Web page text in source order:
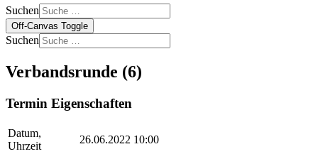
Suchen
Off-Canvas Toggle
Suchen
Verbandsrunde (6)
Termin Eigenschaften
Datum,
Uhrzeit
26.06.2022 10:00